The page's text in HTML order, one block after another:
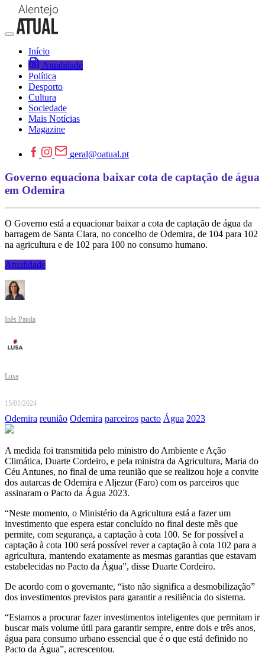
Início
Atualidade
Política
Desporto
Cultura
Sociedade
Mais Notícias
Magazine
geral@oatual.pt
Governo equaciona baixar cota de captação de água
em Odemira
O Governo está a equacionar baixar a cota de captação de água da
barragem de Santa Clara, no concelho de Odemira, de 104 para 102
na agricultura e de 102 para 100 no consumo humano.
Atualidade
Inês Patola
Lusa
15/01/2024
Odemira reunião Odemira parceiros pacto Água 2023
A medida foi transmitida pelo ministro do Ambiente e Ação
Climática, Duarte Cordeiro, e pela ministra da Agricultura, Maria do
Céu Antunes, no final de uma reunião que se realizou hoje a convite
dos autarcas de Odemira e Aljezur (Faro) com os parceiros que
assinaram o Pacto da Água 2023.
“Neste momento, o Ministério da Agricultura está a fazer um
investimento que espera estar concluído no final deste mês que
permite, com segurança, a captação à cota 100. Se for possível a
captação à cota 100 será possível rever a captação à cota 102 para a
agricultura, mantendo exatamente as mesmas garantias que estavam
estabelecidas no Pacto da Água”, disse Duarte Cordeiro.
De acordo com o governante, “isto não significa a desmobilização”
dos investimentos previstos para garantir a resiliência do sistema.
“Estamos a procurar fazer investimentos inteligentes que permitam ir
buscar mais volume útil para garantir sempre, entre dois e três anos,
água para consumo urbano essencial que é o que está definido no
Pacto da Água”, acrescentou.